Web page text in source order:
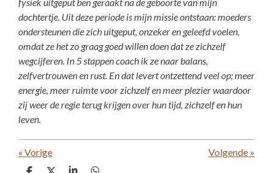
dochtertje. Uit deze periode is mijn missie ontstaan: moeders
ondersteunen die zich uitgeput, onzeker en geleefd voelen,
omdat ze het zo graag goed willen doen dat ze zichzelf
wegcijferen. In 5 stappen coach ik ze naar balans,
zelfvertrouwen en rust. En dat levert ontzettend veel op; meer
energie, meer ruimte voor zichzelf en meer plezier waardoor
zij weer de regie terug krijgen over hun tijd, zichzelf en hun
leven.
« Vorige Volgende »